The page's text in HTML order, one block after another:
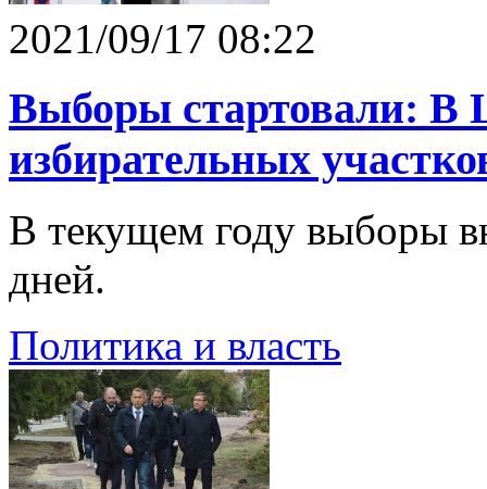
2021/09/17 08:22
Выборы стартовали: В
избирательных
В текущем году выборы
дней.
Политика и власть